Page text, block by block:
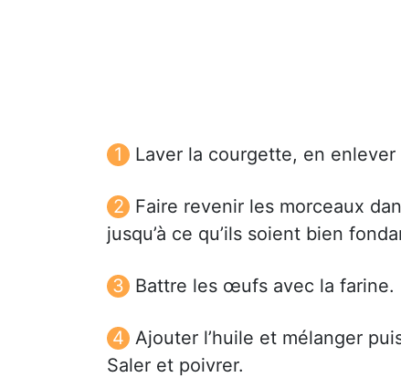
Laver la courgette, en
Faire revenir les morceaux
jusqu’à ce qu’ils soient bien
Battre les œufs avec la farine.
Ajouter l’huile et mélanger
Saler et poivrer.